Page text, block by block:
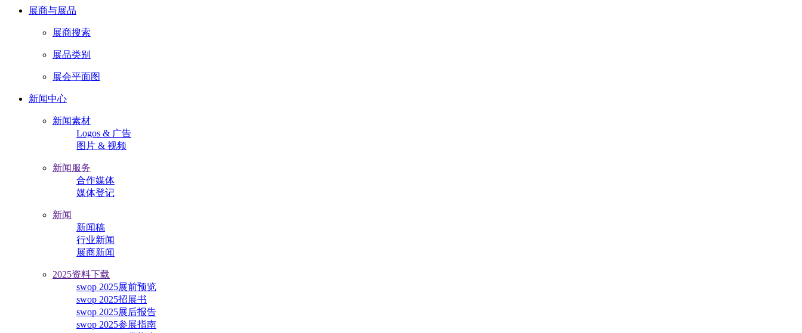
展商与展品
展商搜索
展品类别
展会平面图
新闻中心
新闻素材
Logos & 广告
图片 & 视频
新闻服务
合作媒体
媒体登记
新闻
新闻稿
行业新闻
展商新闻
2025资料下载
swop 2025展前预览
swop 2025招展书
swop 2025展后报告
swop 2025参展指南